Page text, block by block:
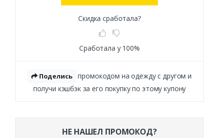
Скидка сработала?
Сработала у 100%
Поделись
промокодом на одежду с другом и
получи кэшбэк за его покупку по этому купону
НЕ НАШЕЛ ПРОМОКОД?